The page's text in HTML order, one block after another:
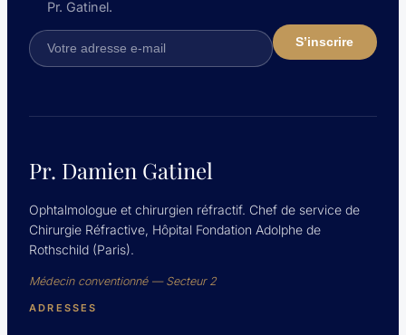
Pr. Gatinel.
Pr. Damien Gatinel
Ophtalmologue et chirurgien réfractif. Chef de service de
Chirurgie Réfractive, Hôpital Fondation Adolphe de
Rothschild (Paris).
Médecin conventionné — Secteur 2
ADRESSES